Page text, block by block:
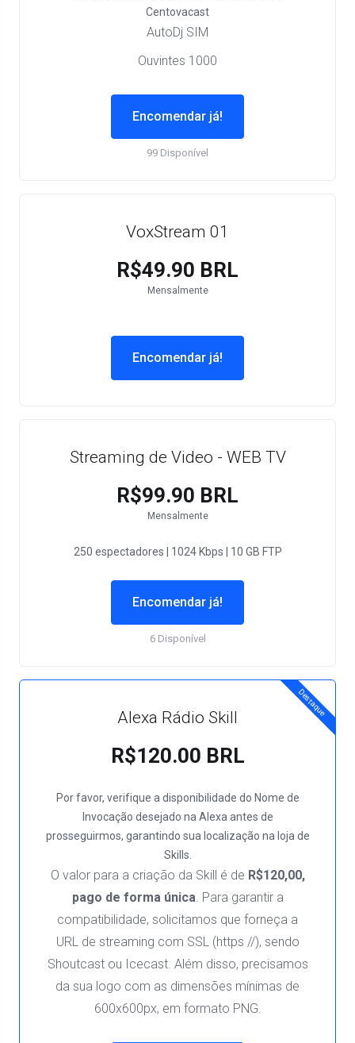
AutoDj SIM
Ouvintes 1000
Centovacast
Encomendar já!
99 Disponível
VoxStream 01
R$49.90 BRL
Mensalmente
Encomendar já!
Streaming de Video - WEB TV
R$99.90 BRL
Mensalmente
250 espectadores | 1024 Kbps | 10 GB FTP
Encomendar já!
6 Disponível
Destaque
Alexa Rádio Skill
R$120.00 BRL
O valor para a criação da Skill é de R$120,00,
pago de forma única. Para garantir a
compatibilidade, solicitamos que forneça a
URL de streaming com SSL (https //), sendo
Shoutcast ou Icecast. Além disso, precisamos
da sua logo com as dimensões mínimas de
600x600px, em formato PNG.
Por favor, verifique a disponibilidade do Nome de
Invocação desejado na Alexa antes de
prosseguirmos, garantindo sua localização na loja de
Skills.